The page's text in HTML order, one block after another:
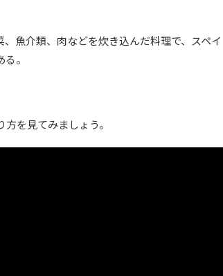
魚介類、肉などを炊き込んだ料理で、スペイ
。
を見てみましょう。